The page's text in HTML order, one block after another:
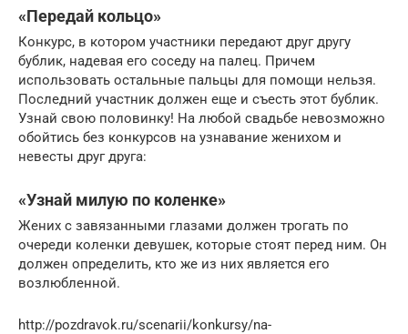
«Передай кольцо»
Конкурс, в котором участники передают друг другу
бублик, надевая его соседу на палец. Причем
использовать остальные пальцы для помощи нельзя.
Последний участник должен еще и съесть этот бублик.
Узнай свою половинку! На любой свадьбе невозможно
обойтись без конкурсов на узнавание женихом и
невесты друг друга:
«Узнай милую по коленке»
Жених с завязанными глазами должен трогать по
очереди коленки девушек, которые стоят перед ним. Он
должен определить, кто же из них является его
возлюбленной.
http://pozdravok.ru/scenarii/konkursy/na-